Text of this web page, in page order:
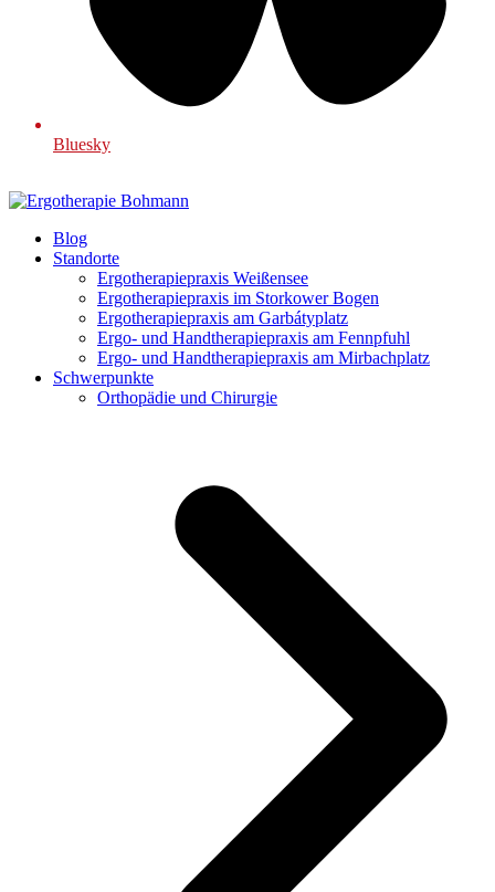
Bluesky
Blog
Standorte
Ergotherapiepraxis Weißensee
Ergotherapiepraxis im Storkower Bogen
Ergotherapiepraxis am Garbátyplatz
Ergo- und Handtherapiepraxis am Fennpfuhl
Ergo- und Handtherapiepraxis am Mirbachplatz
Schwerpunkte
Orthopädie und Chirurgie